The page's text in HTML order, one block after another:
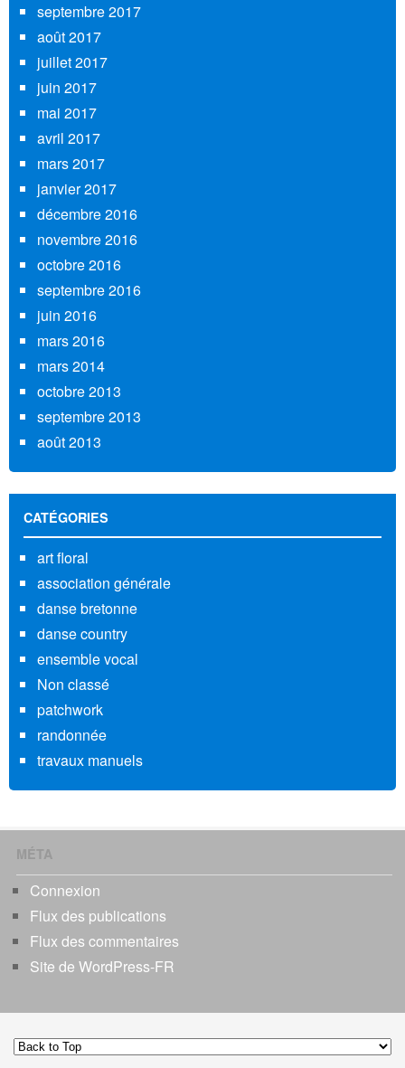
septembre 2017
août 2017
juillet 2017
juin 2017
mai 2017
avril 2017
mars 2017
janvier 2017
décembre 2016
novembre 2016
octobre 2016
septembre 2016
juin 2016
mars 2016
mars 2014
octobre 2013
septembre 2013
août 2013
CATÉGORIES
art floral
association générale
danse bretonne
danse country
ensemble vocal
Non classé
patchwork
randonnée
travaux manuels
MÉTA
Connexion
Flux des publications
Flux des commentaires
Site de WordPress-FR